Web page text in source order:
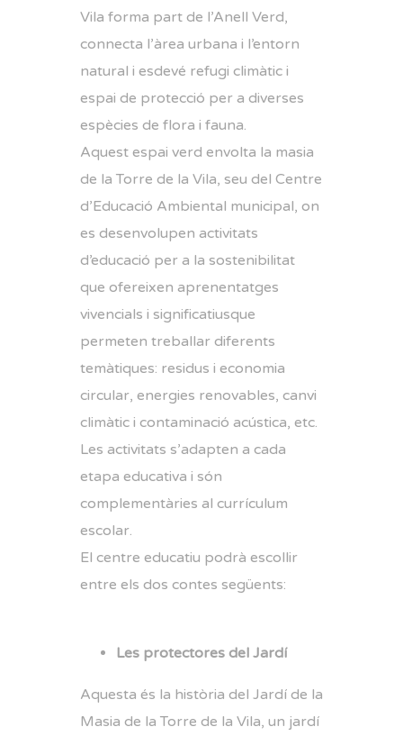
Vila forma part de l’Anell Verd,
connecta l’àrea urbana i l’entorn
natural i esdevé refugi climàtic i
espai de protecció per a diverses
espècies de flora i fauna.
Aquest espai verd envolta la masia
de la Torre de la Vila, seu del Centre
d’Educació Ambiental municipal, on
es desenvolupen activitats
d’educació per a la sostenibilitat
que ofereixen aprenentatges
vivencials i significatiusque
permeten treballar diferents
temàtiques: residus i economia
circular, energies renovables, canvi
climàtic i contaminació acústica, etc.
Les activitats s’adapten a cada
etapa educativa i són
complementàries al currículum
escolar.
El centre educatiu podrà escollir
entre els dos contes següents:
Les protectores del Jardí
Aquesta és la història del Jardí de la
Masia de la Torre de la Vila, un jardí